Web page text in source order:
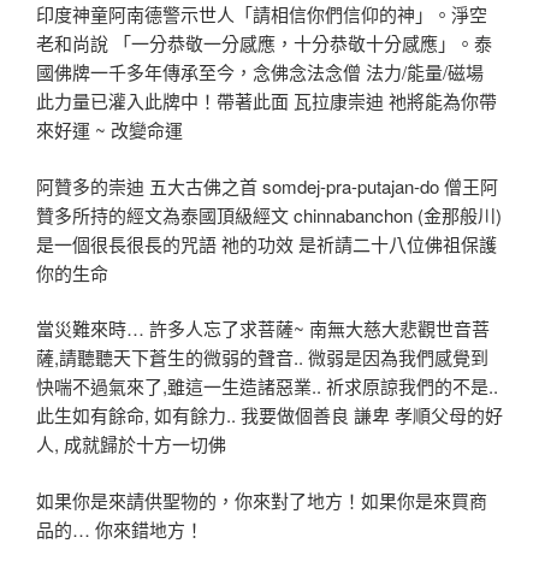
印度神童阿南德警示世人「請相信你們信仰的神」。淨空
老和尚說 「一分恭敬一分感應，十分恭敬十分感應」。泰
國佛牌一千多年傳承至今，念佛念法念僧 法力/能量/磁場
此力量已灌入此牌中！帶著此面 瓦拉康崇迪 祂將能為你帶
來好運 ~ 改變命運
阿贊多的崇迪 五大古佛之首 somdej-pra-putajan-do 僧王阿
贊多所持的經文為泰國頂級經文 chinnabanchon (金那般川)
是一個很長很長的咒語 祂的功效 是祈請二十八位佛祖保護
你的生命
當災難來時… 許多人忘了求菩薩~ 南無大慈大悲觀世音菩
薩,請聽聽天下蒼生的微弱的聲音.. 微弱是因為我們感覺到
快喘不過氣來了,雖這一生造諸惡業.. 祈求原諒我們的不是..
此生如有餘命, 如有餘力.. 我要做個善良 謙卑 孝順父母的好
人, 成就歸於十方一切佛
如果你是來請供聖物的，你來對了地方！如果你是來買商
品的… 你來錯地方！